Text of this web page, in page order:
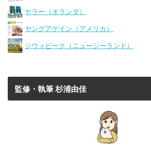
ヤラー（オランダ）
ヤングアゲイン（アメリカ）
ジウィピーク（ニュージーランド）
監修・執筆 杉浦由佳